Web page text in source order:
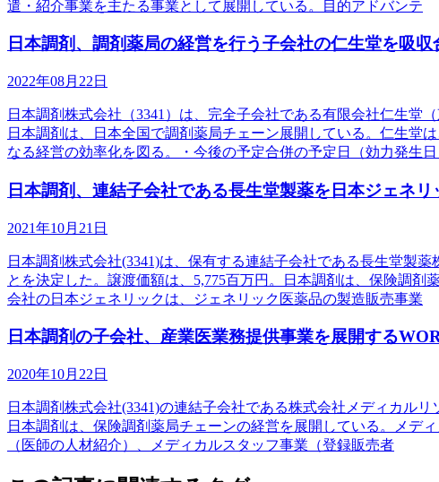
遣・紹介事業を主たる事業として展開している。目的アドバンテ
日本調剤、調剤薬局の経営を行う子会社の仁生堂を吸収
2022年08月22日
日本調剤株式会社（3341）は、完全子会社である有限会社仁生堂
日本調剤は、日本全国で調剤薬局チェーン展開している。仁生堂
なる経営の効率化を図る。・今後の予定合併の予定日（効力発生日
日本調剤、連結子会社である長生堂製薬を日本ジェネ
2021年10月21日
日本調剤株式会社(3341)は、保有する連結子会社である長生堂製
とを決定した。譲渡価額は、5,775百万円。日本調剤は、保険調
会社の日本ジェネリックは、ジェネリック医薬品の製造販売事業
日本調剤の子会社、産業医業務提供事業を展開する
2020年10月22日
日本調剤株式会社(3341)の連結子会社である株式会社メディカル
日本調剤は、保険調剤薬局チェーンの経営を展開している。メデ
（医師の人材紹介）、メディカルスタッフ事業（登録販売者